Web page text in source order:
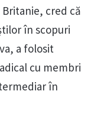
Britanie, cred că
în scopuri
a folosit
cu membri
în